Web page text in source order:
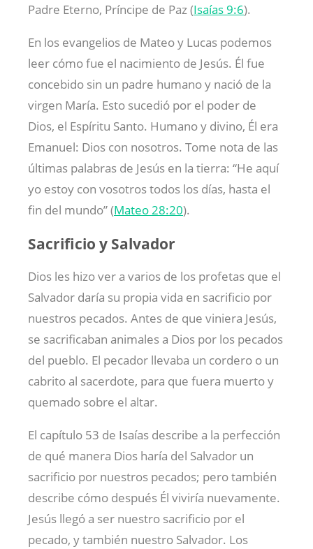
Padre Eterno, Príncipe de Paz (Isaías 9:6).
En los evangelios de Mateo y Lucas podemos
leer cómo fue el nacimiento de Jesús. Él fue
concebido sin un padre humano y nació de la
virgen María. Esto sucedió por el poder de
Dios, el Espíritu Santo. Humano y divino, Él era
Emanuel: Dios con nosotros. Tome nota de las
últimas palabras de Jesús en la tierra: “He aquí
yo estoy con vosotros todos los días, hasta el
fin del mundo” (Mateo 28:20).
Sacrificio y Salvador
Dios les hizo ver a varios de los profetas que el
Salvador daría su propia vida en sacrificio por
nuestros pecados. Antes de que viniera Jesús,
se sacrificaban animales a Dios por los pecados
del pueblo. El pecador llevaba un cordero o un
cabrito al sacerdote, para que fuera muerto y
quemado sobre el altar.
El capítulo 53 de Isaías describe a la perfección
de qué manera Dios haría del Salvador un
sacrificio por nuestros pecados; pero también
describe cómo después Él viviría nuevamente.
Jesús llegó a ser nuestro sacrificio por el
pecado, y también nuestro Salvador. Los